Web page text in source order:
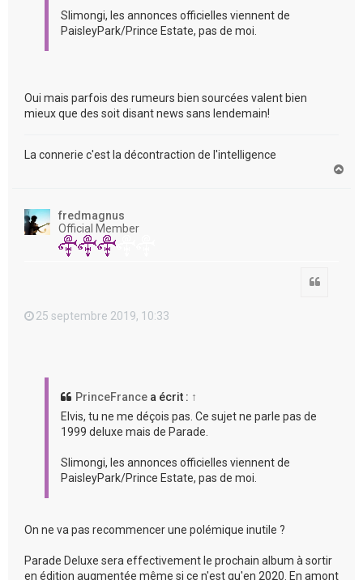
Slimongi, les annonces officielles viennent de
PaisleyPark/Prince Estate, pas de moi.
Oui mais parfois des rumeurs bien sourcées valent bien
mieux que des soit disant news sans lendemain!
La connerie c'est la décontraction de l'intelligence
fredmagnus
Official Member
25 septembre 2019, 10:33
PrinceFrance a écrit : ↑
Elvis, tu ne me déçois pas. Ce sujet ne parle pas de
1999 deluxe mais de Parade.
Slimongi, les annonces officielles viennent de
PaisleyPark/Prince Estate, pas de moi.
On ne va pas recommencer une polémique inutile ?
Parade Deluxe sera effectivement le prochain album à sortir
en édition augmentée même si ce n'est qu'en 2020. En amont